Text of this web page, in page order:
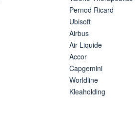
Pernod Ricard
Ubisoft
Airbus
Air Liquide
Accor
Capgemini
Worldline
Kleaholding